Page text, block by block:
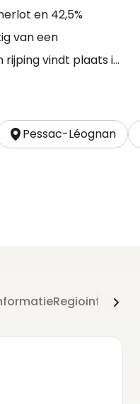
en 42,5%
van een
rijping vindt plaats in
bestaat uit
Pessac-Léognan